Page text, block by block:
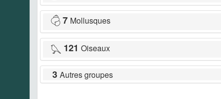
7 Mollusques
121 Oiseaux
3 Autres groupes